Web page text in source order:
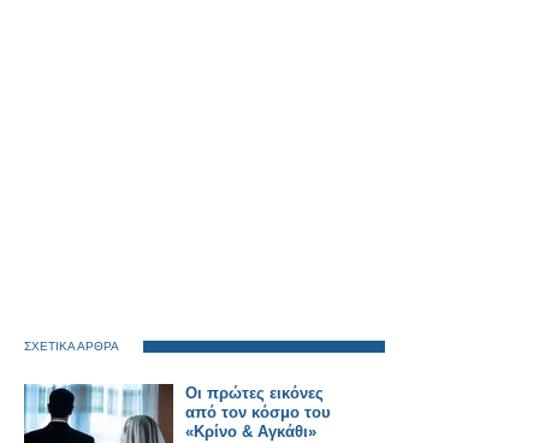
ΣΧΕΤΙΚΑ ΑΡΘΡΑ
Οι πρώτες εικόνες
από τον κόσμο του
«Κρίνο & Αγκάθι»